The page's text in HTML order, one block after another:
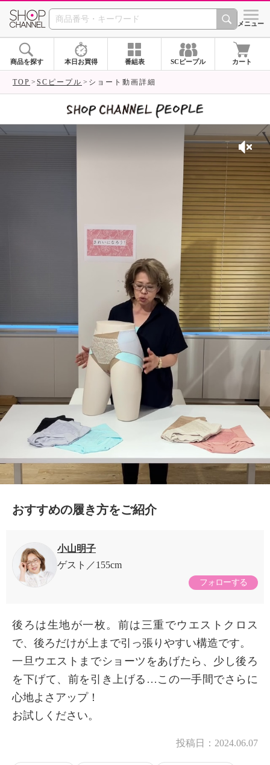
SHOP CHANNEL シメニュー
商品を探す 本日お買得 番組表 SCピープル カート
TOP SCピープル ショート動画詳細
おすすめの履き方をご紹介
小山明子
ゲスト
155cm
フォローする
後ろは生地が一枚。前は三重でウエストクロス
で、後ろだけが上まで引っ張りやすい構造です。
一旦ウエストまでショーツをあげたら、少し後ろ
を下げて、前を引き上げる…この一手間でさらに
心地よさアップ！
お試しください。
投稿日： 2024.06.07